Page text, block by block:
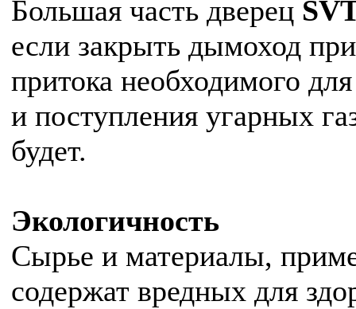
Большая часть дверец
если закрыть дымоход
притока необходимого
и поступления угарных
будет.
Экологичность
Сырье и материалы,
содержат вредных для